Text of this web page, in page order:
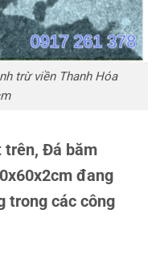
trừ viền Thanh Hóa
trên, Đá băm
đang
trong các công